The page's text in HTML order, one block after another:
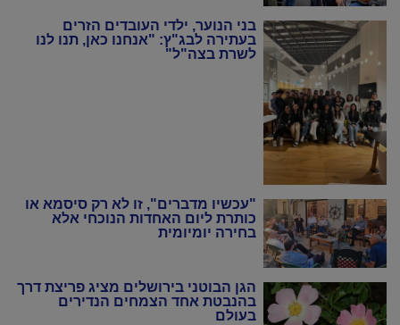
בני הנוער, ילדי העובדים הזרים
בעתירה לבג"ץ: "אנחנו כאן, תנו לנו
לשרת בצה"ל"
"עכשיו מדברים", זו לא רק סיסמא או
כותרת ליום האחדות הנוכחי אלא
בחירה יומיומית
הגן הבוטני בירושלים מציג פריצת דרך
בהנבטת אחד הצמחים הנדירים
בעולם